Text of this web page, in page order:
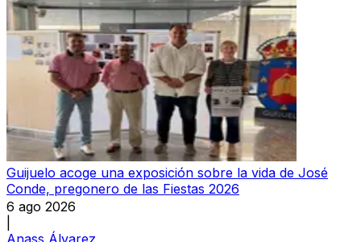
Guijuelo acoge una exposición sobre la vida de José
Conde, pregonero de las Fiestas 2026
6 ago 2026
Anass Álvarez